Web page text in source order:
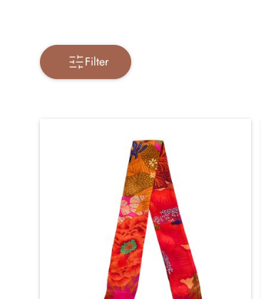
Filter